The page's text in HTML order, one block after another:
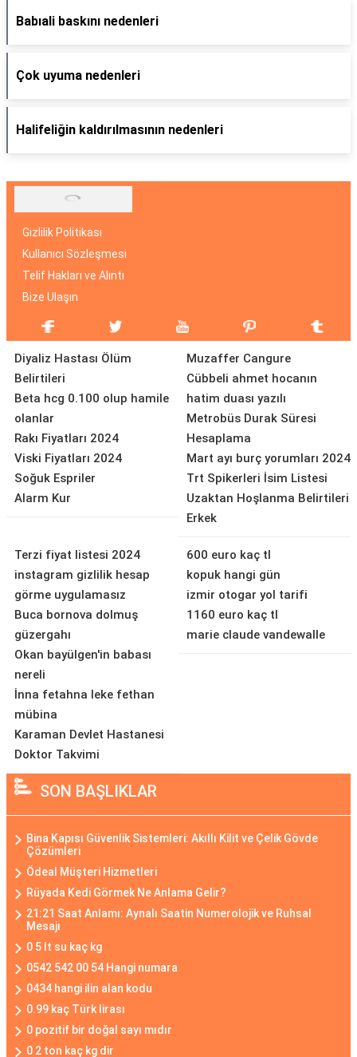
Babıali baskını nedenleri
Çok uyuma nedenleri
Halifeliğin kaldırılmasının nedenleri
Gizlilik Politikası
Kullanıcı Sözleşmesi
Telif Hakları ve Alıntı
Bize Ulaşın
Diyaliz Hastası Ölüm
Belirtileri
Beta hcg 0.100 olup hamile
olanlar
Rakı Fiyatları 2024
Viski Fiyatları 2024
Soğuk Espriler
Alarm Kur
Muzaffer Cangure
Cübbeli ahmet hocanın
hatim duası yazılı
Metrobüs Durak Süresi
Hesaplama
Mart ayı burç yorumları 2024
Trt Spikerleri İsim Listesi
Uzaktan Hoşlanma Belirtileri
Erkek
Terzi fiyat listesi 2024
instagram gizlilik hesap
görme uygulamasız
Buca bornova dolmuş
güzergahı
Okan bayülgen'in babası
nereli
İnna fetahna leke fethan
mübina
Karaman Devlet Hastanesi
Doktor Takvimi
600 euro kaç tl
kopuk hangi gün
izmir otogar yol tarifi
1160 euro kaç tl
marie claude vandewalle
SON BAŞLIKLAR
Bina Kapısı Güvenlik Sistemleri: Akıllı Kilit ve Çelik Gövde
Çözümleri
Ödeal Müşteri Hizmetleri
Rüyada Kedi Görmek Ne Anlama Gelir?
21:21 Saat Anlamı: Aynalı Saatin Numerolojik ve Ruhsal
Mesajı
0 5 lt su kaç kg
0542 542 00 54 Hangi numara
0434 hangi ilin alan kodu
0.99 kaç Türk lirası
0 pozitif bir doğal sayı mıdır
0 2 ton kaç kg dir